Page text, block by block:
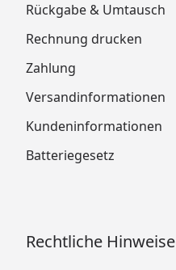
Rückgabe & Umtausch
Rechnung drucken
Zahlung
Versandinformationen
Kundeninformationen
Batteriegesetz
Rechtliche Hinweise